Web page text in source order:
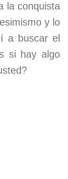
la conquista
y lo
a buscar el
si hay algo